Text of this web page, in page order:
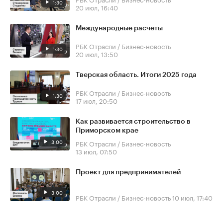
1:30
20 июл, 16:40
1:30
Международные расчеты
РБК Отрасли / Бизнес-новость
20 июл, 13:50
1:30
Тверская область. Итоги 2025 года
РБК Отрасли / Бизнес-новость
17 июл, 20:50
3:00
Как развивается строительство в
Приморском крае
РБК Отрасли / Бизнес-новость
13 июл, 07:50
3:00
Проект для предпринимателей
РБК Отрасли / Бизнес-новость10 июл, 17:40